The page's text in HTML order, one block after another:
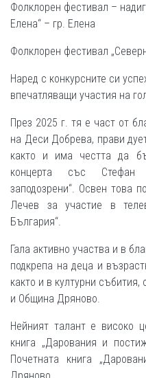
Фолклорен фестивал –
Елена“ – гр. Елена
Фолклорен фестивал
Наред с конкурсните си
впечатляващи участия на
През 2025 г. тя е част от
на Деси Добрева, прави
както и има честта да
концерта със Стефан
заподозрени“. Освен това
Лечев за участие в
България“.
Гала активно участва и в
подкрепа на деца и
както и в културни
и Община Дряново.
Нейният талант е високо
книга „Дарования и
Почетната книга